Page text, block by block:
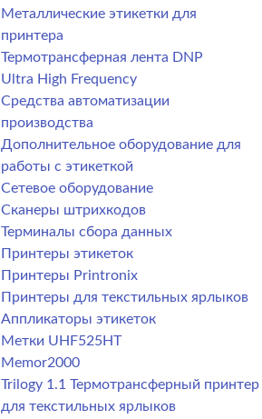
Металлические этикетки для
принтера
Термотрансферная лента DNP
Ultra High Frequency
Средства автоматизации
производства
Дополнительное оборудование для
работы с этикеткой
Сетевое оборудование
Сканеры штрихкодов
Терминалы сбора данных
Принтеры этикеток
Принтеры Printronix
Принтеры для текстильных ярлыков
Аппликаторы этикеток
Метки UHF525HT
Memor2000
Trilogy 1.1 Термотрансферный принтер
для текстильных ярлыков